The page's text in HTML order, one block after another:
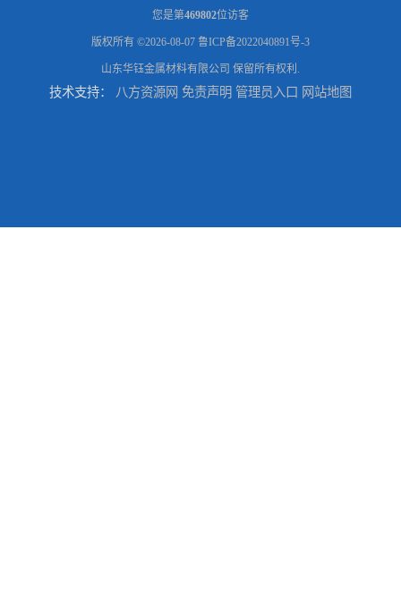
您是第469802位访客
版权所有 ©2026-08-07 鲁ICP备2022040891号-3
山东华钰金属材料有限公司 保留所有权利.
技术支持： 八方资源网 免责声明 管理员入口 网站地图